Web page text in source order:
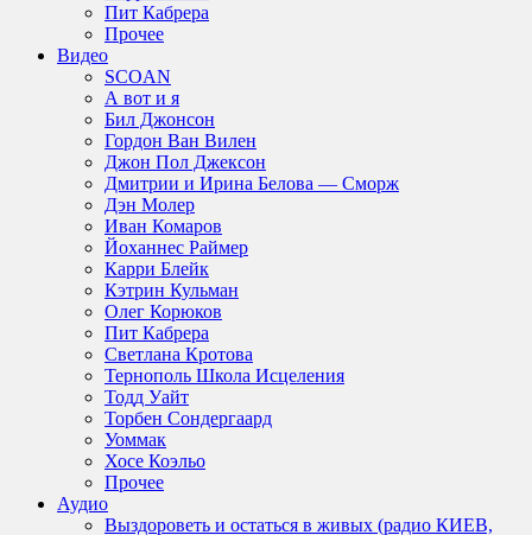
Пит Кабрера
Прочее
Видео
SCOAN
А вот и я
Бил Джонсон
Гордон Ван Вилен
Джон Пол Джексон
Дмитрии и Ирина Белова — Сморж
Дэн Молер
Иван Комаров
Йоханнес Раймер
Карри Блейк
Кэтрин Кульман
Олег Корюков
Пит Кабрера
Светлана Кротова
Тернополь Школа Исцеления
Тодд Уайт
Торбен Сондергаард
Уоммак
Хосе Коэльо
Прочее
Аудио
Выздороветь и остаться в живых (радио КИЕВ,